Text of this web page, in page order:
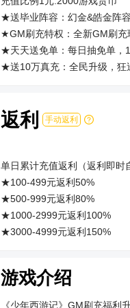
★送毕业阵容：幻金&皓金阵
★GM刷充特权：全新GM刷充
★天天送免单：每日抽免单，
★送10万真充：全民升级，狂
★送共享充值：全服共享充值
★送自动推图：推图领奖全自
★创角即送：GM刷充特权、
大礼包*1
领取方式:贵族、元宝、银两
界面”GM刷充”玩法免费领取
★尾缀说明：主界面“抽免单”
返利 手动返利
单日累计充值返利（返利即时
★100-499元返利50%
★500-999元返利80%
★1000-2999元返利100%
★3000-4999元返利150%
★20000元及以上返利300%
游戏介绍
《少年西游记》GM刷充福利